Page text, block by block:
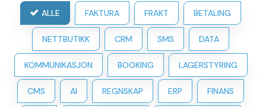
ALLE FAKTURA FRAKT BETALING
NETTBUTIKK CRM SMS DATA
KOMMUNIKASJON BOOKING LAGERSTYRING
CMS AI REGNSKAP ERP FINANS